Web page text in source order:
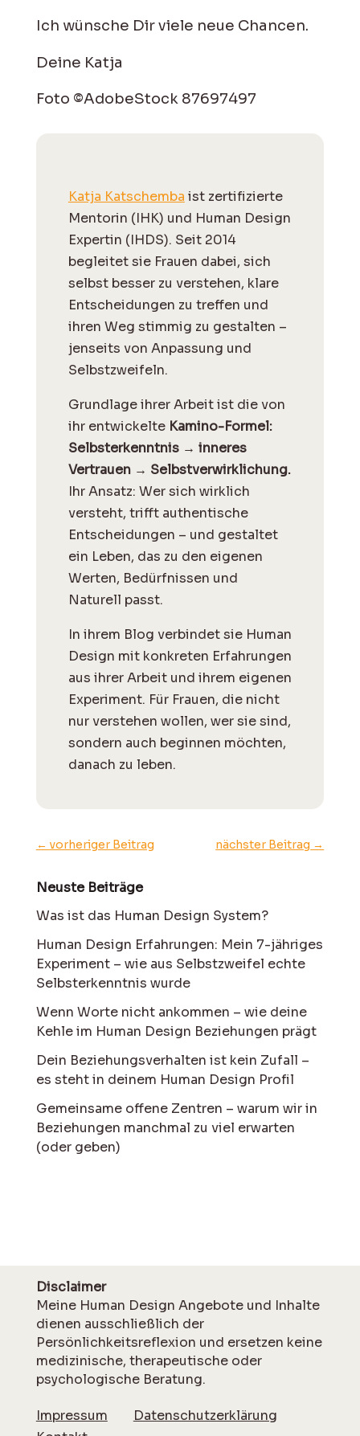
Ich wünsche Dir viele neue Chancen.
Deine Katja
Foto ©AdobeStock 87697497
Katja Katschemba ist zertifizierte
Mentorin (IHK) und Human Design
Expertin (IHDS). Seit 2014
begleitet sie Frauen dabei, sich
selbst besser zu verstehen, klare
Entscheidungen zu treffen und
ihren Weg stimmig zu gestalten –
jenseits von Anpassung und
Selbstzweifeln.
Grundlage ihrer Arbeit ist die von
ihr entwickelte Kamino-Formel:
Selbsterkenntnis → inneres
Vertrauen → Selbstverwirklichung.
Ihr Ansatz: Wer sich wirklich
versteht, trifft authentische
Entscheidungen – und gestaltet
ein Leben, das zu den eigenen
Werten, Bedürfnissen und
Naturell passt.
In ihrem Blog verbindet sie Human
Design mit konkreten Erfahrungen
aus ihrer Arbeit und ihrem eigenen
Experiment. Für Frauen, die nicht
nur verstehen wollen, wer sie sind,
sondern auch beginnen möchten,
danach zu leben.
← vorheriger Beitrag nächster Beitrag →
Neuste Beiträge
Was ist das Human Design System?
Human Design Erfahrungen: Mein 7-jähriges
Experiment – wie aus Selbstzweifel echte
Selbsterkenntnis wurde
Wenn Worte nicht ankommen – wie deine
Kehle im Human Design Beziehungen prägt
Dein Beziehungsverhalten ist kein Zufall –
es steht in deinem Human Design Profil
Gemeinsame offene Zentren – warum wir in
Beziehungen manchmal zu viel erwarten
(oder geben)
Disclaimer
Meine Human Design Angebote und Inhalte
dienen ausschließlich der
Persönlichkeitsreflexion und ersetzen keine
medizinische, therapeutische oder
psychologische Beratung.
Impressum
Datenschutzerklärung